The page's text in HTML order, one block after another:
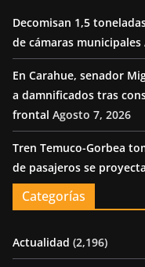
Decomisan 1,5
de cámaras municipales
En Carahue, senador
a damnificados tras
frontal Agosto 7, 2026
Tren Temuco-Gorbea
de pasajeros se
Categorías
Actualidad (2,196)